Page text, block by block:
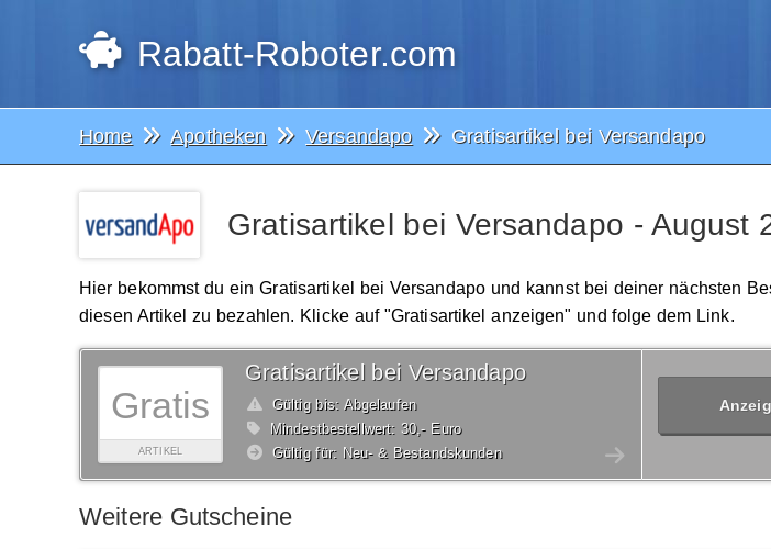
Rabatt-Roboter.com
Home Apotheken Versandapo Gratisartikel bei Versandapo
Gratisartikel bei Versandapo - August
Hier bekommst du ein Gratisartikel bei Versandapo und kannst bei deiner nächsten
diesen Artikel zu bezahlen. Klicke auf "Gratisartikel anzeigen" und folge dem Link.
Gratis
ARTIKEL
Gratisartikel bei Versandapo
Gültig bis: Abgelaufen
Mindestbestellwert: 30,- Euro
Gültig für: Neu- & Bestandskunden
Weitere Gutscheine